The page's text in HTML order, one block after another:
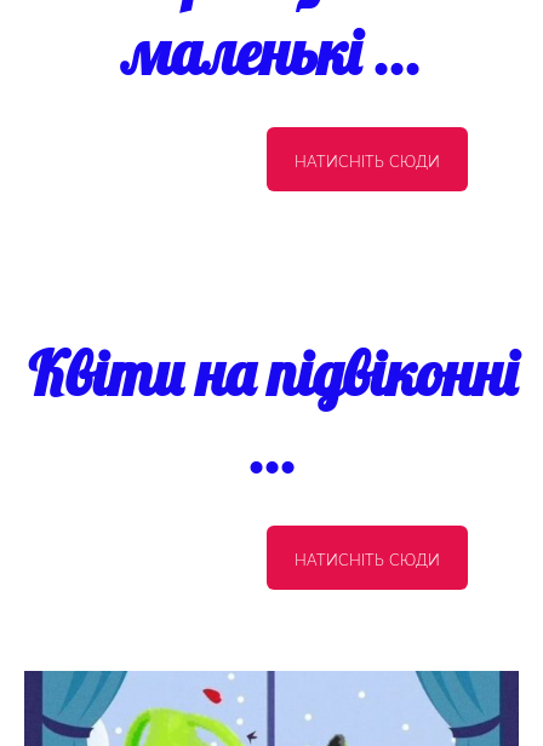
маленькі ...
НАТИСНІТЬ СЮДИ
Квіти на підвіконні
...
НАТИСНІТЬ СЮДИ